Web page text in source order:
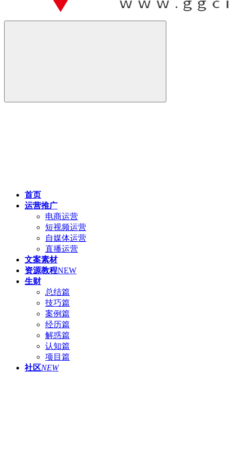
首页
运营推广
电商运营
短视频运营
自媒体运营
直播运营
文案素材
资源教程NEW
生财
总结篇
技巧篇
案例篇
经历篇
解惑篇
认知篇
项目篇
社区NEW